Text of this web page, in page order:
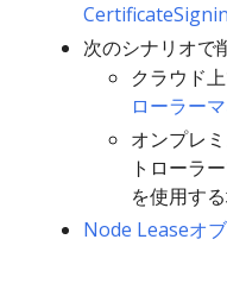
次のシナリオで
クラウド
ローラー
オンプレ
トローラ
を使用す
Node Leaseオ